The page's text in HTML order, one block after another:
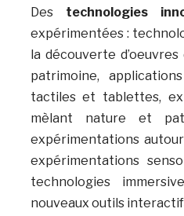
Des technologies
expérimentées :
la découverte
patrimoine,
tactiles et tablettes,
mèlant nature et
expérimentations
expérimentations
technologies
nouveaux outils